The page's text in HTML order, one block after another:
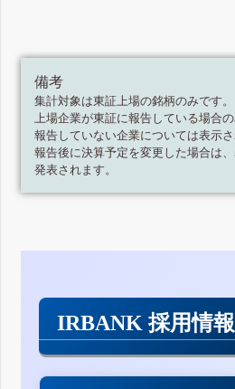
備考
集計対象は東証上場の銘柄のみです。
上場企業が東証に報告している場合の
報告していない企業については表示さ
報告後に決算予定を変更した場合は
発表されます。
IRBANK 採用情報